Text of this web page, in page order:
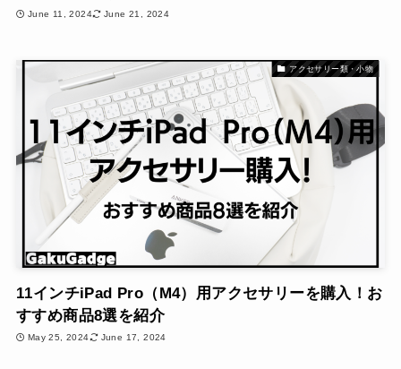
June 11, 2024 June 21, 2024
アクセサリー類・小物
11インチiPad Pro（M4）用アクセサリーを購入！お
すすめ商品8選を紹介
May 25, 2024 June 17, 2024